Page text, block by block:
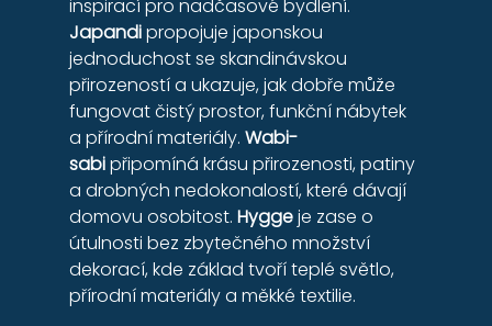
inspirací pro nadčasové bydlení.
Japandi propojuje japonskou
jednoduchost se skandinávskou
přirozeností a ukazuje, jak dobře může
fungovat čistý prostor, funkční nábytek
a přírodní materiály. Wabi-
sabi připomíná krásu přirozenosti, patiny
a drobných nedokonalostí, které dávají
domovu osobitost. Hygge je zase o
útulnosti bez zbytečného množství
dekorací, kde základ tvoří teplé světlo,
přírodní materiály a měkké textilie.